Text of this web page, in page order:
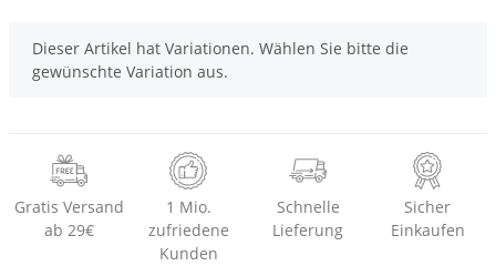
x
Dieser Artikel hat Variationen. Wählen Sie bitte die
gewünschte Variation aus.
Gratis Versand
ab 29€
1 Mio.
zufriedene
Kunden
Schnelle
Lieferung
Sicher
Einkaufen